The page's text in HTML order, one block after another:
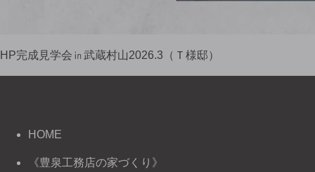
HP完成見学会㏌武蔵村山2026.3（Ｔ様邸）
HOME
《豊泉工務店の家づくり》